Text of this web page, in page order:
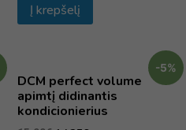
Į krepšelį
-5%
DCM perfect volume
apimtį didinantis
kondicionierius